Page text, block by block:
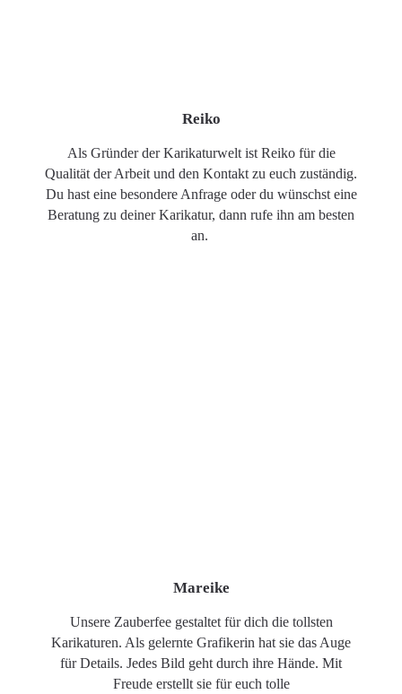
Reiko
Als Gründer der Karikaturwelt ist Reiko für die
Qualität der Arbeit und den Kontakt zu euch zuständig.
Du hast eine besondere Anfrage oder du wünschst eine
Beratung zu deiner Karikatur, dann rufe ihn am besten
an.
Mareike
Unsere Zauberfee gestaltet für dich die tollsten
Karikaturen. Als gelernte Grafikerin hat sie das Auge
für Details. Jedes Bild geht durch ihre Hände. Mit
Freude erstellt sie für euch tolle